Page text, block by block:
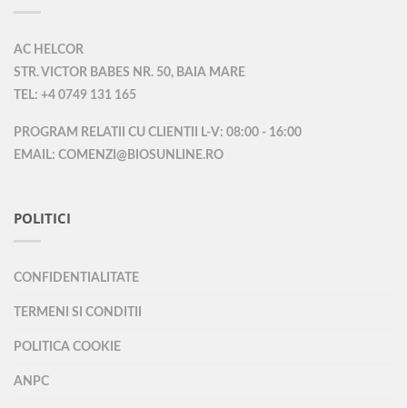
AC HELCOR
STR. VICTOR BABES NR. 50, BAIA MARE
TEL: +4 0749 131 165
PROGRAM RELATII CU CLIENTII L-V: 08:00 - 16:00
EMAIL: COMENZI@BIOSUNLINE.RO
POLITICI
CONFIDENTIALITATE
TERMENI SI CONDITII
POLITICA COOKIE
ANPC